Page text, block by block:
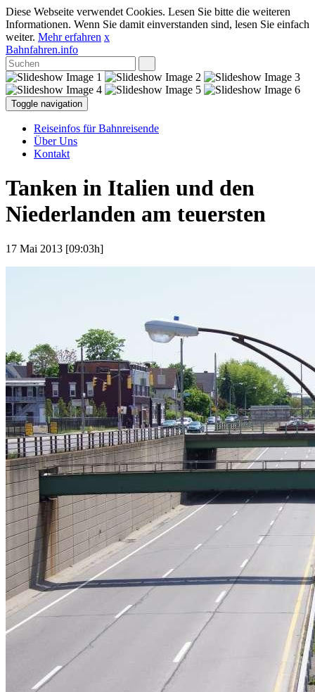
Diese Webseite verwendet Cookies. Lesen Sie bitte die weiteren
Informationen. Wenn Sie damit einverstanden sind, lesen Sie einfach
weiter. Mehr erfahren x
Bahnfahren.info
Toggle navigation
Reiseinfos für Bahnreisende
Über Uns
Kontakt
Tanken in Italien und den
Niederlanden am teuersten
17 Mai 2013 [09:03h]